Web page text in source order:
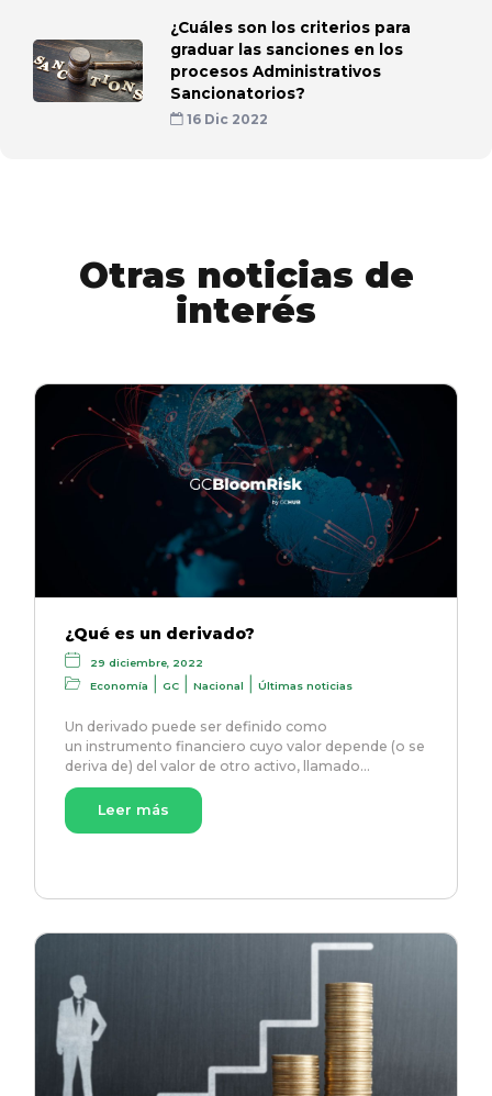
¿Cuáles son los criterios para
graduar las sanciones en los
procesos Administrativos
Sancionatorios?
16 Dic 2022
Otras noticias de
interés
¿Qué es un derivado?
29 diciembre, 2022
Economía
|GC |Nacional |Últimas noticias
Un derivado puede ser definido como
un instrumento financiero cuyo valor depende (o se
deriva de) del valor de otro activo, llamado…
Leer más